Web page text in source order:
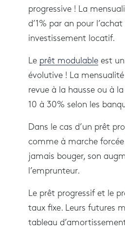
progressive ! La
d’1% par an pour
investissement locatif.
Le prêt modulable est
évolutive ! La
revue à la hausse ou à
10 à 30% selon les
Dans le cas d’un prêt
comme à marche
jamais bouger, son
l’emprunteur.
Le prêt progressif et le
taux fixe. Leurs futures
tableau